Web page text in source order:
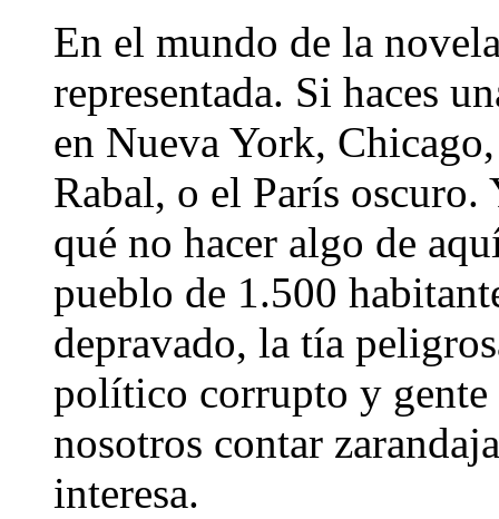
En el mundo de la
representada. Si haces
en Nueva York,
Rabal, o el París
qué no hacer algo de
pueblo de 1.500
depravado, la tía
político corrupto y gente
nosotros contar
interesa.